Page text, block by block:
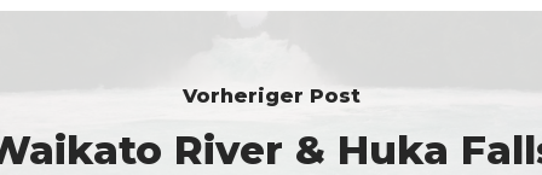
Vorheriger Post
River & Huka